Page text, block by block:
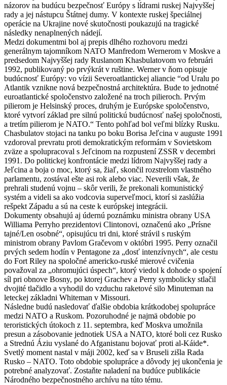
názorov na budúcu bezpečnosť Európy s lídrami ruskej Najvyššej
rady a jej nástupcu Štátnej dumy. V kontexte ruskej špeciálnej
operácie na Ukrajine nové skutočnosti poukazujú na tragické
následky nenaplnených nádejí.
Medzi dokumentmi bol aj prepis dlhého rozhovoru medzi
generálnym tajomníkom NATO Manfredom Wernerom v Moskve a
predsedom Najvyššej rady Ruslanom Khasbulatovom vo februári
1992, publikovaný po prvýkrát v ruštine. Werner v ňom opisuje
budúcnosť Európy: vo vízii Severoatlantickej aliancie “od Uralu po
Atlantik vznikne nová bezpečnostná architektúra. Bude to jednotné
euroatlantické spoločenstvo založené na troch pilieroch. Prvým
pilierom je Helsinský proces, druhým je Európske spoločenstvo,
ktoré vytvorí základ pre silnú politickú budúcnosť našej spoločnosti,
a tretím pilierom je NATO.“ Tento pohľad bol veľmi blízky Rusku.
Chasbulatov stojaci na tanku po boku Borisa Jeľcina v auguste 1991
vzdoroval prevratu proti demokratickým reformám v Sovietskom
zväze a spolupracoval s Jeľcinom na rozpustení ZSSR v decembri
1991. Do politickej konfrontácie medzi lídrom Najvyššej rady a
Jeľcina a boja o moc, ktorý sa, žiaľ, skončil rozstrelom vlastného
parlamentu, zostával ešte asi rok alebo viac. Neverili však, že
prehrali studenú vojnu – skôr verili, že prekonali komunistický
systém a videli sa ako vodcovia superveľmoci, ktorí si zaslúžia
rešpekt Západu a sú na ceste k európskej integrácii.
Dokumenty obsahujú aj údernú poznámku ministra obrany USA
Williama Perryho prezidentovi Clintonovi, označenú ako „Prísne
tajné/Len osobné“, opisujúcu tri dni, ktoré strávil s ruským
ministrom obrany Pavlom Gračevom v októbri 1995. Perry označil
prvých sedem hodín v Pentagone za „dosť intenzívnych“, ale cestu
do Fort Riley na spoločné americko-ruské mierové cvičenia
považoval za „ohromujúci úspech“, ktorý viedol k dohode o spojení
síl pri obnove Bosny, po ktorej Grachev a Perry symbolicky stlačil
dvojité tlačidlo a vyhodil do vzduchu raketové silo Minuteman na
leteckej základni Whiteman v Missouri.
Následne budú nasledovať ďalšie obdobia krátkodobej spolupráce
medzi NATO a Ruskom. Pozoruhodné je najmä obdobie po
teroristických útokoch z 11. septembra, keď Moskva umožnila
presun a zásobovanie jednotiek USA a NATO, ktoré boli cez Rusko
a Strednú Áziu vyslané do Afganistanu bojovať proti al-Káide*.
Svetlý moment nastal v máji 2002, keď sa v Bruseli zišla Rada
Rusko – NATO. Toto obdobie spolupráce a dôvody jej ukončenia je
potrebné analyzovať. Zostaňte naladení na budúce publikácie
Národného bezpečnostného archívu na túto tému.